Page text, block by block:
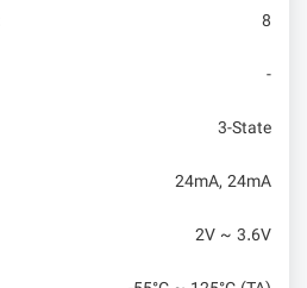
8
-
3-State
24mA, 24mA
2V ~ 3.6V